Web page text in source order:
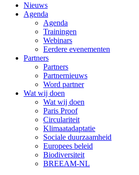
Nieuws
Agenda
Agenda
Trainingen
Webinars
Eerdere evenementen
Partners
Partners
Partnernieuws
Word partner
Wat wij doen
Wat wij doen
Paris Proof
Circulariteit
Klimaatadaptatie
Sociale duurzaamheid
Europees beleid
Biodiversiteit
BREEAM-NL